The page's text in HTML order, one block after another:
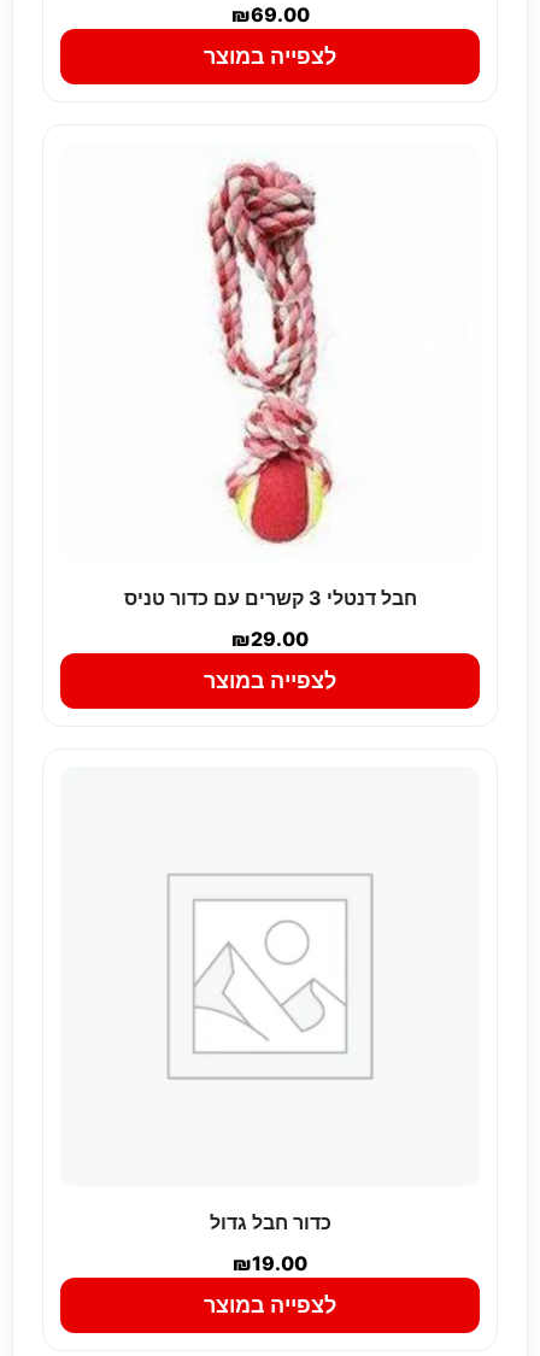
₪69.00
לצפייה במוצר
חבל דנטלי 3 קשרים עם כדור טניס
₪29.00
לצפייה במוצר
כדור חבל גדול
₪19.00
לצפייה במוצר